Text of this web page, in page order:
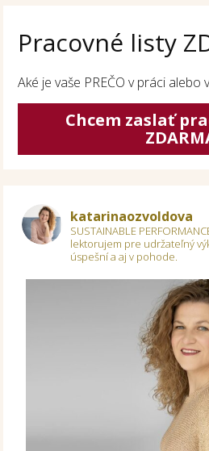
Pracovné listy
Aké je vaše PREČO v práci alebo
Chcem zaslať
katarinaozvoldova
SUSTAINABLE
lektorujem pre udržateľný
úspešní a aj v pohode.